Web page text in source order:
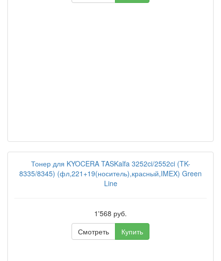
Тонер для KYOCERA TASKalfa 3252ci/2552ci (TK-
8335/8345) (фл,221+19(носитель),красный,IMEX) Green
Line
1'568 руб.
Смотреть
Купить